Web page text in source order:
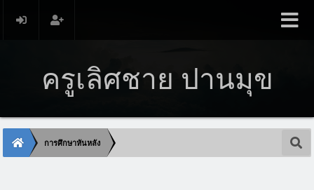
ครูเลิศชาย ปานมุข
การศึกษาหันหลัง